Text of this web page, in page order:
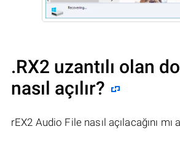
.RX2 uzantılı olan
nasıl açılır?
rEX2 Audio File nasıl açılacağını mı